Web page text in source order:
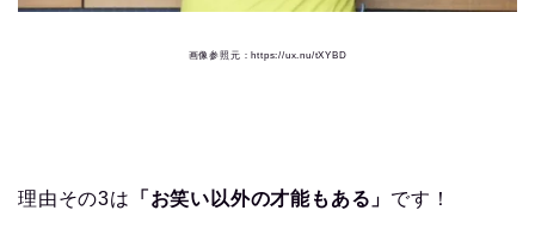
画像参照元：https://ux.nu/tXYBD
理由その3は 「お笑い以外の才能もある」 です！